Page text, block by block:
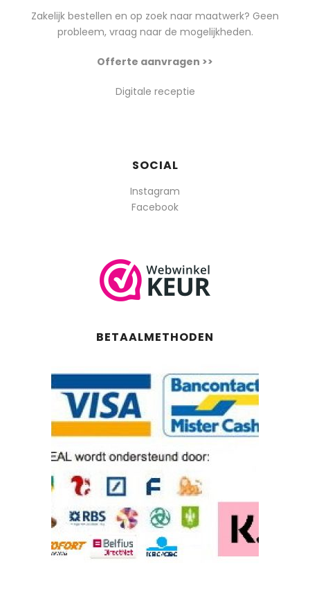
Zakelijk bestellen en op zoek naar maatwerk? Geen
probleem, vraag naar de mogelijkheden.
Offerte aanvragen >>
Digitale receptie
SOCIAL
Instagram
Facebook
BETAALMETHODEN